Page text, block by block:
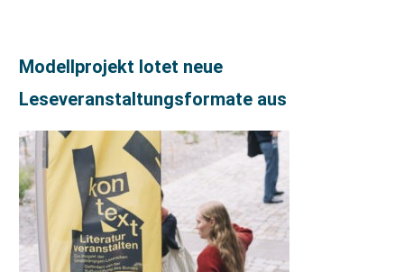
Modellprojekt lotet neue
Leseveranstaltungsformate aus